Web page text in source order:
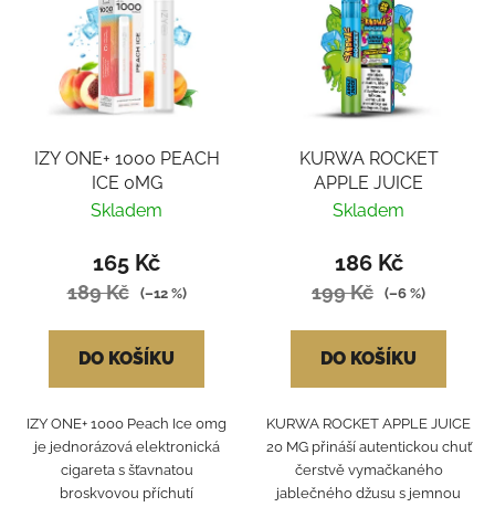
IZY ONE+ 1000 PEACH
ICE 0MG
Skladem
165 Kč
189 Kč (–12 %)
DO KOŠÍKU
IZY ONE+ 1000 Peach Ice 0mg
je jednorázová elektronická
cigareta s šťavnatou
broskvovou příchutí
KURWA ROCKET
APPLE JUICE
Skladem
186 Kč
199 Kč (–6 %)
DO KOŠÍKU
KURWA ROCKET APPLE JUICE
20 MG přináší autentickou chuť
čerstvě vymačkaného
jablečného džusu s jemnou